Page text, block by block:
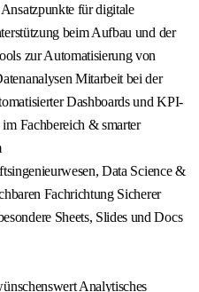
für digitale
beim Aufbau und der
zur Automatisierung von
Mitarbeit bei der
Dashboards und KPI-
Fachbereich & smarter
Data Science &
Fachrichtung Sicherer
Sheets, Slides und Docs
Analytisches